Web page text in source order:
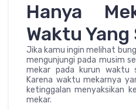
Hanya
Waktu
Jika kamu ingin melihat
mengunjungi pada musim
mekar pada kurun waktu
Karena waktu mekarnya
ketinggalan menyaksikan
mekar.